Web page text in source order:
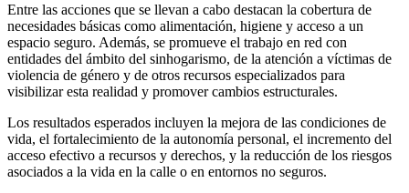
Entre las acciones que se llevan a cabo destacan la cobertura de
necesidades básicas como alimentación, higiene y acceso a un
espacio seguro. Además, se promueve el trabajo en red con
entidades del ámbito del sinhogarismo, de la atención a víctimas de
violencia de género y de otros recursos especializados para
visibilizar esta realidad y promover cambios estructurales.
Los resultados esperados incluyen la mejora de las condiciones de
vida, el fortalecimiento de la autonomía personal, el incremento del
acceso efectivo a recursos y derechos, y la reducción de los riesgos
asociados a la vida en la calle o en entornos no seguros.